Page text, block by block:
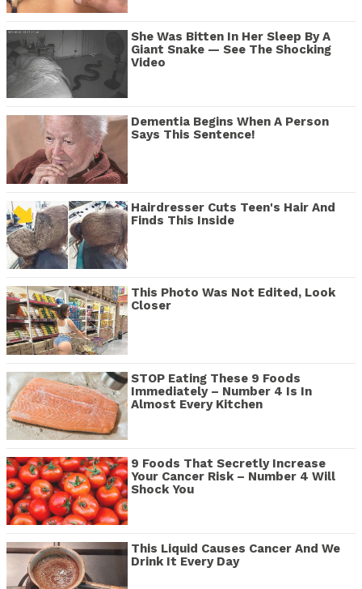
She Was Bitten In Her Sleep By A
Giant Snake — See The Shocking
Video
Dementia Begins When A Person
Says This Sentence!
Hairdresser Cuts Teen's Hair And
Finds This Inside
This Photo Was Not Edited, Look
Closer
STOP Eating These 9 Foods
Immediately – Number 4 Is In
Almost Every Kitchen
9 Foods That Secretly Increase
Your Cancer Risk – Number 4 Will
Shock You
This Liquid Causes Cancer And We
Drink It Every Day